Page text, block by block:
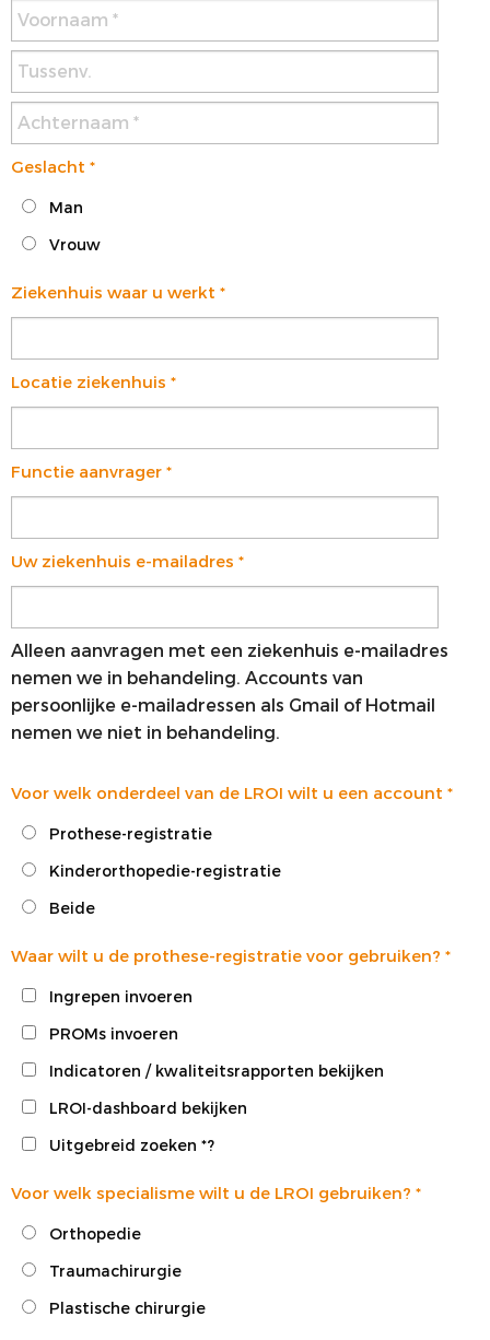
VOORSTE KRUISBAND
SYNTHETISEREN VAN LROI-DATA
Geslacht *
Man
Vrouw
Ziekenhuis waar u werkt *
Locatie ziekenhuis *
Functie aanvrager *
Uw ziekenhuis e-mailadres *
Alleen aanvragen met een ziekenhuis e-mailadres
nemen we in behandeling. Accounts van
persoonlijke e-mailadressen als Gmail of Hotmail
nemen we niet in behandeling.
Voor welk onderdeel van de LROI wilt u een account *
Prothese-registratie
Kinderorthopedie-registratie
Beide
Waar wilt u de prothese-registratie voor gebruiken? *
Ingrepen invoeren
PROMs invoeren
Indicatoren / kwaliteitsrapporten bekijken
LROI-dashboard bekijken
Uitgebreid zoeken *?
Voor welk specialisme wilt u de LROI gebruiken? *
Orthopedie
Traumachirurgie
Plastische chirurgie